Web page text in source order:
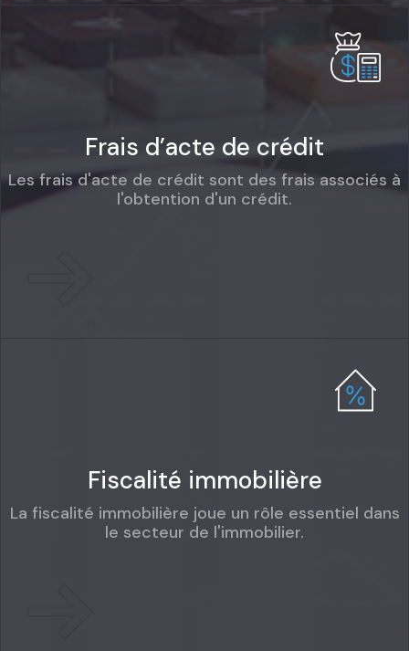
Frais d’acte de crédit
Les frais d'acte de crédit sont des frais associés à
l'obtention d'un crédit.
Fiscalité immobilière
La fiscalité immobilière joue un rôle essentiel dans
le secteur de l'immobilier.